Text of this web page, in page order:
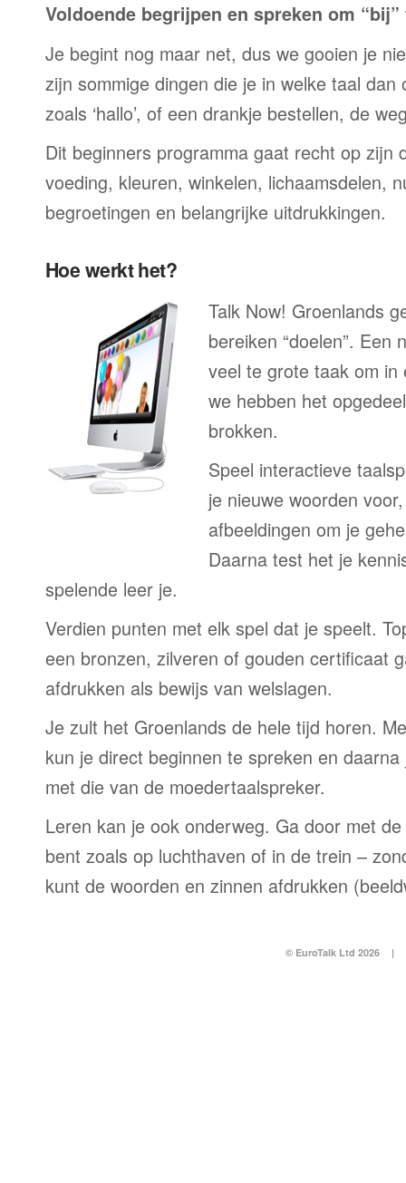
Voldoende begrijpen en spreken om
Je begint nog maar net, dus we gooien je
zijn sommige dingen die je in welke taal dan
zoals ‘hallo’, of een drankje bestellen, de
Dit beginners programma gaat recht op zijn
voeding, kleuren, winkelen, lichaamsdelen,
begroetingen en belangrijke uitdrukkingen.
Hoe werkt het?
Talk Now! Groenlands
bereiken “doelen”. Een
veel te grote taak om
we hebben het
brokken.
Speel interactieve
je nieuwe woorden
afbeeldingen om je
Daarna test het je
spelende leer je.
Verdien punten met elk spel dat je speelt.
een bronzen, zilveren of gouden certificaat
afdrukken als bewijs van welslagen.
Je zult het Groenlands de hele tijd horen.
kun je direct beginnen te spreken en
met die van de moedertaalspreker.
Leren kan je ook onderweg. Ga door met
bent zoals op luchthaven of in de trein –
kunt de woorden en zinnen afdrukken
© EuroTalk Ltd 2026 |